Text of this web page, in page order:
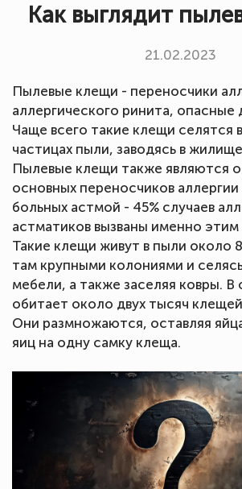
Как выглядит
21.02.2023
Пылевые клещи - переносчики
аллергического ринита, опасные
Чаще всего такие клещи селятся
частицах пыли, заводясь в
Пылевые клещи также являются
основных переносчиков
больных астмой - 45% случаев
астматиков вызваны именно
Такие клещи живут в пыли около
там крупными колониями и
мебели, а также заселяя ковры.
обитает около двух тысяч
Они размножаются, оставляя
яиц на одну самку клеща.